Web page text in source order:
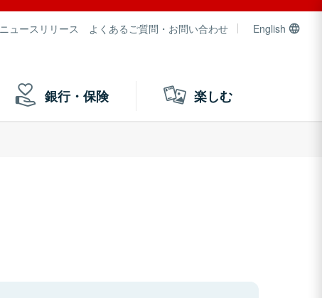
ニュースリリース よくあるご質問・お問い合わせ English
銀行・保険 楽しむ